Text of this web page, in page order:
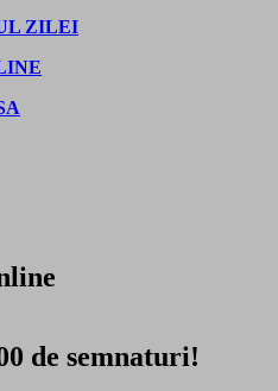
ZILEI
de semnaturi!